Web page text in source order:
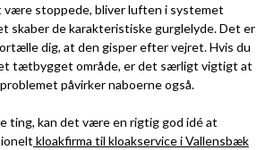
være stoppede, bliver luften i systemet
skaber de karakteristiske gurglelyde. Det er
dig, at den gisper efter vejret. Hvis du
tætbygget område, er det særligt vigtigt at
påvirker naboerne også.
ting, kan det være en rigtig god idé at
kloakfirma til kloakservice i Vallensbæk